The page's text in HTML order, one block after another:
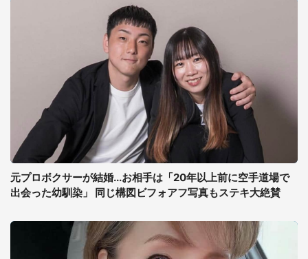
元プロボクサーが結婚...お相手は「20年以上前に空手道場で
出会った幼馴染」 同じ構図ビフォアフ写真もステキ大絶賛